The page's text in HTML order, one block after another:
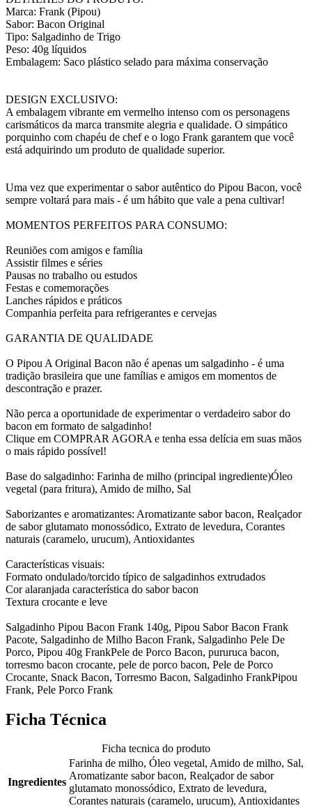
Marca: Frank (Pipou)
Sabor: Bacon Original
Tipo: Salgadinho de Trigo
Peso: 40g líquidos
Embalagem: Saco plástico selado para máxima conservação
DESIGN EXCLUSIVO:
A embalagem vibrante em vermelho intenso com os personagens
carismáticos da marca transmite alegria e qualidade. O simpático
porquinho com chapéu de chef e o logo Frank garantem que você
está adquirindo um produto de qualidade superior.
Uma vez que experimentar o sabor autêntico do Pipou Bacon, você
sempre voltará para mais - é um hábito que vale a pena cultivar!
MOMENTOS PERFEITOS PARA CONSUMO:
Reuniões com amigos e família
Assistir filmes e séries
Pausas no trabalho ou estudos
Festas e comemorações
Lanches rápidos e práticos
Companhia perfeita para refrigerantes e cervejas
GARANTIA DE QUALIDADE
O Pipou A Original Bacon não é apenas um salgadinho - é uma
tradição brasileira que une famílias e amigos em momentos de
descontração e prazer.
Não perca a oportunidade de experimentar o verdadeiro sabor do
bacon em formato de salgadinho!
Clique em COMPRAR AGORA e tenha essa delícia em suas mãos
o mais rápido possível!
Base do salgadinho: Farinha de milho (principal ingrediente)Óleo
vegetal (para fritura), Amido de milho, Sal
Saborizantes e aromatizantes: Aromatizante sabor bacon, Realçador
de sabor glutamato monossódico, Extrato de levedura, Corantes
naturais (caramelo, urucum), Antioxidantes
Características visuais:
Formato ondulado/torcido típico de salgadinhos extrudados
Cor alaranjada característica do sabor bacon
Textura crocante e leve
Salgadinho Pipou Bacon Frank 140g, Pipou Sabor Bacon Frank
Pacote, Salgadinho de Milho Bacon Frank, Salgadinho Pele De
Porco, Pipou 40g FrankPele de Porco Bacon, pururuca bacon,
torresmo bacon crocante, pele de porco bacon, Pele de Porco
Crocante, Snack Bacon, Torresmo Bacon, Salgadinho FrankPipou
Frank, Pele Porco Frank
Ficha Técnica
Ficha tecnica do produto
Ingredientes
Farinha de milho, Óleo vegetal, Amido de milho, Sal,
Aromatizante sabor bacon, Realçador de sabor
glutamato monossódico, Extrato de levedura,
Corantes naturais (caramelo, urucum), Antioxidantes